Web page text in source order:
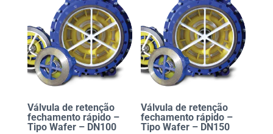
Válvula de retenção
fechamento rápido –
Tipo Wafer – DN100
Válvula de retenção
fechamento rápido –
Tipo Wafer – DN150